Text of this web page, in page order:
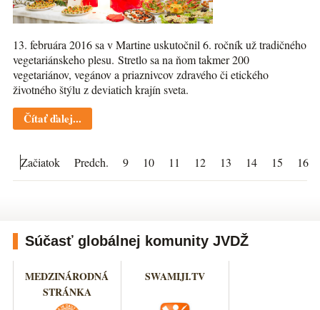
13. februára 2016 sa v Martine uskutočnil 6. ročník už tradičného
vegetariánskeho plesu. Stretlo sa na ňom takmer 200
vegetariánov, vegánov a priaznivcov zdravého či etického
životného štýlu z deviatich krajín sveta.
Čítať ďalej...
Začiatok Predch. 9 10 11 12 13 14 15 16
Súčasť globálnej komunity JVDŽ
MEDZINÁRODNÁ
STRÁNKA
SWAMIJI.TV